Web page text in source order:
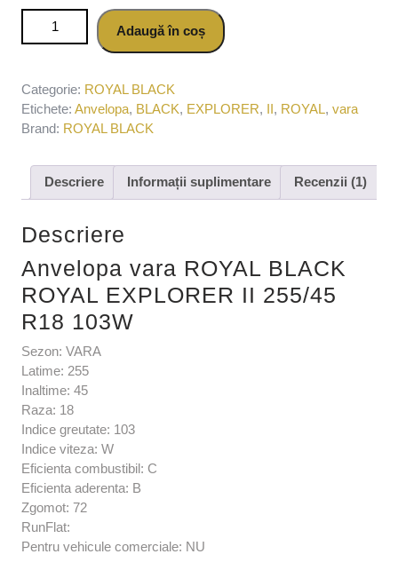
Cantitate Anvelopa vara ROYAL BLACK ROYAL EXPLORER
II 255/45 R18 103WAdaugă în coș
Categorie: ROYAL BLACK
Etichete: Anvelopa, BLACK, EXPLORER, II, ROYAL, vara
Brand: ROYAL BLACK
Descriere Informații suplimentare Recenzii (1)
Descriere
Anvelopa vara ROYAL BLACK
ROYAL EXPLORER II 255/45
R18 103W
Sezon: VARA
Latime: 255
Inaltime: 45
Raza: 18
Indice greutate: 103
Indice viteza: W
Eficienta combustibil: C
Eficienta aderenta: B
Zgomot: 72
RunFlat:
Pentru vehicule comerciale: NU